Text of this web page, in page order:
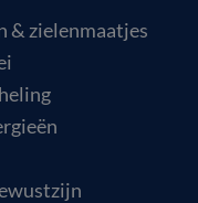
& zielenmaatjes